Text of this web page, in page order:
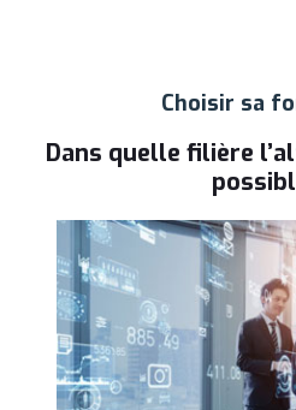
Choisir sa
Dans quelle filière